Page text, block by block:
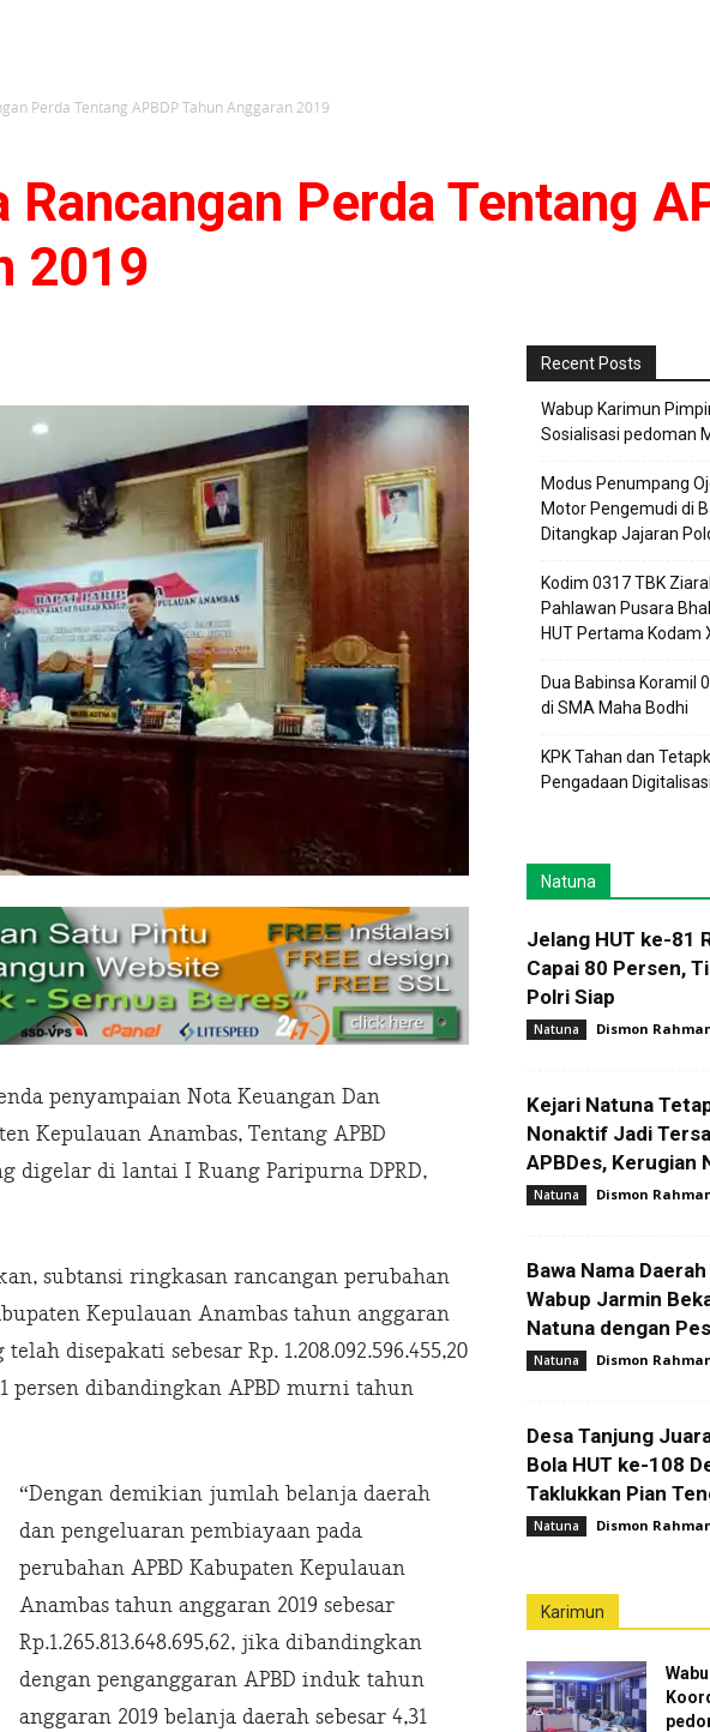
Perda Tentang APBDP Tahun Anggaran 2019
Rancangan Perda Tentang
2019
penyampaian Nota Keuangan Dan
Kepulauan Anambas, Tentang APBD
digelar di lantai I Ruang Paripurna DPRD,
subtansi ringkasan rancangan perubahan
Kepulauan Anambas tahun anggaran
disepakati sebesar Rp. 1.208.092.596.455,20
persen dibandingkan APBD murni tahun
“Dengan demikian jumlah belanja daerah
dan pengeluaran pembiayaan pada
perubahan APBD Kabupaten Kepulauan
Anambas tahun anggaran 2019 sebesar
Rp.1.265.813.648.695,62, jika dibandingkan
dengan penganggaran APBD induk tahun
anggaran 2019 belanja daerah sebesar 4,31
Recent Posts
Wabup Karimun
Sosialisasi pedoman
Modus Penumpang
Motor Pengemudi di
Ditangkap Jajaran
Kodim 0317 TBK
Pahlawan Pusara
HUT Pertama Kodam
Dua Babinsa Koramil
di SMA Maha Bodhi
KPK Tahan dan
Pengadaan
Natuna
Jelang HUT ke-81
Capai 80 Persen,
Polri Siap
Natuna Dismon
Kejari Natuna
Nonaktif Jadi
APBDes, Kerugian
Natuna Dismon
Bawa Nama
Wabup Jarmin
Natuna dengan
Natuna Dismon
Desa Tanjung
Bola HUT ke-108
Taklukkan Pian
Natuna Dismon
Karimun